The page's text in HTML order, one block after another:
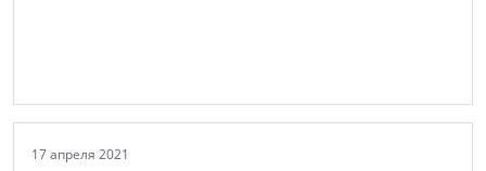
17 апреля 2021